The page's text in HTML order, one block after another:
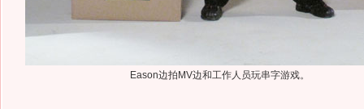
Eason边拍MV边和工作人员玩串字游戏。